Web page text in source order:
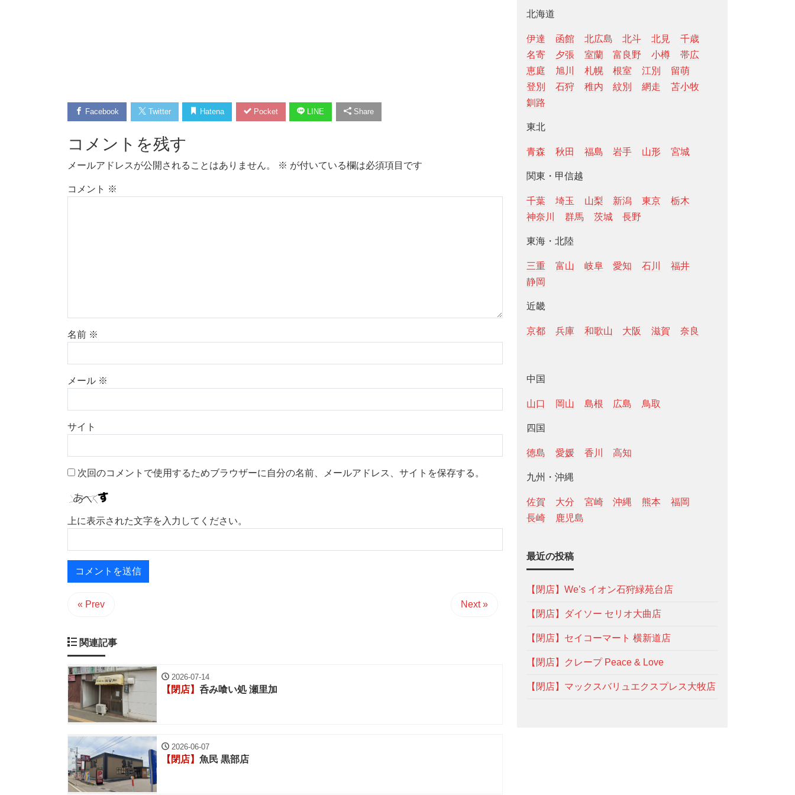
Facebook Twitter Hatena Pocket LINE Share
コメントを残す
メールアドレスが公開されることはありません。 ※ が付いている欄は必須項目です
コメント ※
名前 ※
メール ※
サイト
次回のコメントで使用するためブラウザーに自分の名前、メールアドレス、サイトを保存する。
上に表示された文字を入力してください。
« Prev Next »
関連記事
2026-07-14
【閉店】 呑み喰い処 瀬里加
2026-06-07
【閉店】 魚民 黒部店
北海道
伊達 函館 北広島 北斗 北見
千歳
名寄
夕張 室蘭 富良野 小樽
帯広
恵庭
旭川 札幌 根室 江別
留萌
登別
石狩 稚内 紋別 網走
苫小牧
釧路
東北
青森 秋田 福島 岩手 山形 宮城
関東・甲信越
千葉 埼玉 山梨 新潟 東京
栃木
神奈川
群馬 茨城 長野
東海・北陸
三重 富山 岐阜 愛知 石川
福井
静岡
近畿
京都 兵庫 和歌山 大阪 滋賀 奈良
中国
山口 岡山 島根 広島 鳥取
四国
徳島 愛媛 香川 高知
九州・沖縄
佐賀 大分 宮崎 沖縄 熊本
福岡
長崎
鹿児島
最近の投稿
【閉店】We’s イオン石狩緑苑台店
【閉店】ダイソー セリオ大曲店
【閉店】セイコーマート 横新道店
【閉店】クレープ Peace & Love
【閉店】マックスバリュエクスプレス大牧店